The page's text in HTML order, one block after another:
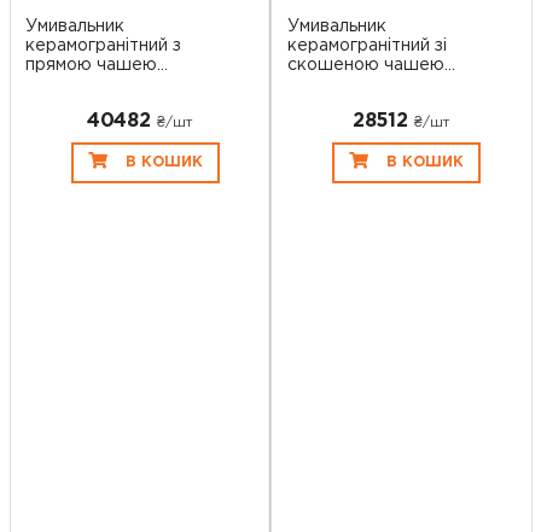
Умивальник
керамогранітний з
прямою чашею
40482 ₴/шт
В КОШИК
Умивальник
керамогранітний зі
скошеною чашею
28512 ₴/шт
В КОШИК